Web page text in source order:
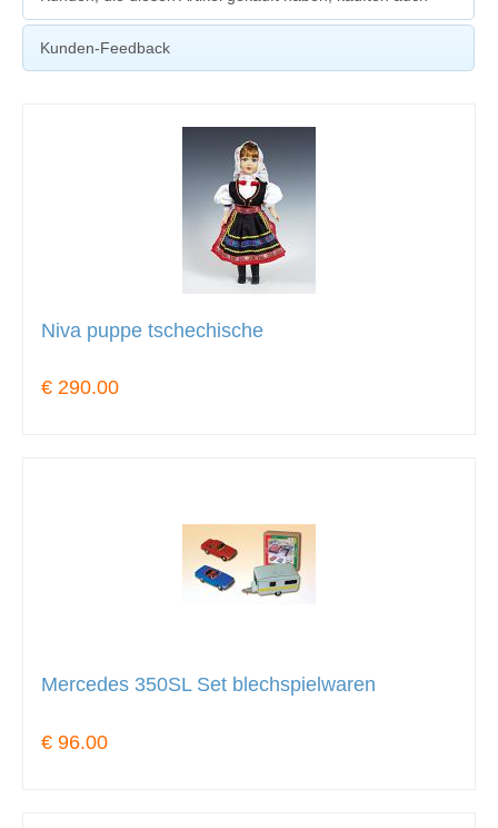
Kunden-Feedback
Niva puppe tschechische
€ 290.00
Mercedes 350SL Set blechspielwaren
€ 96.00